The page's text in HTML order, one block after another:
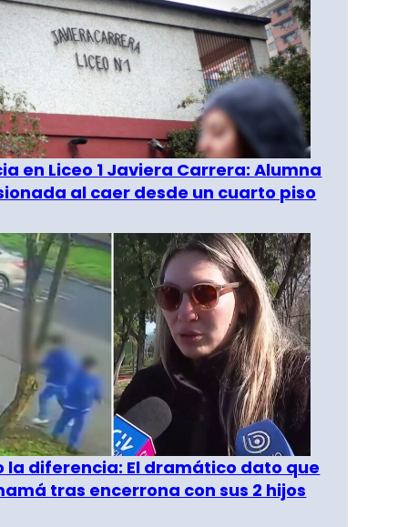
en Liceo 1 Javiera Carrera: Alumna
al caer desde un cuarto piso
la diferencia: El dramático dato que
tras encerrona con sus 2 hijos